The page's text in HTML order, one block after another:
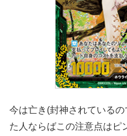
今は亡き(封神されているの
た人ならばこの注意点はピ